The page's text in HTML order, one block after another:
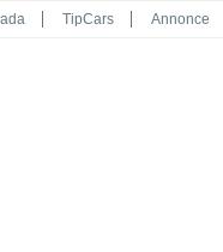
TipCars Annonce